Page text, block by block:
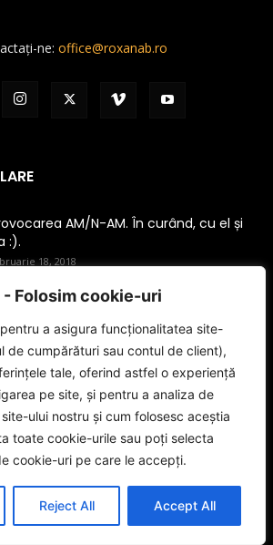
- Folosim cookie-uri
a asigura funcționalitatea site-
de cumpărături sau contul de client),
tale, oferind astfel o experiență
pe site, și pentru a analiza de
ului nostru și cum folosesc aceștia
toate cookie-urile sau poți selecta
cookie-uri pe care le accepți.
Reject All Accept All
ne: office@roxanab.ro
AM/N-AM. În curând, cu el și
:).
18, 2018
dlui.
25, 2018
corect! Virgula înainte/după „şi”.
24, 2016